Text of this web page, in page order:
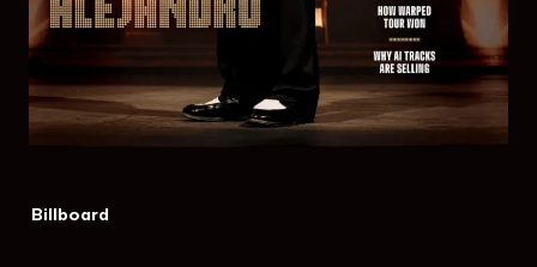
Billboard